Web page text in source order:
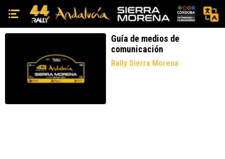
Guía de medios de
comunicación
Rally Sierra Morena